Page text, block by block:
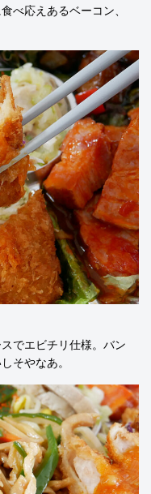
べ応えあるベーコン、
でエビチリ仕様。バン
そやなあ。